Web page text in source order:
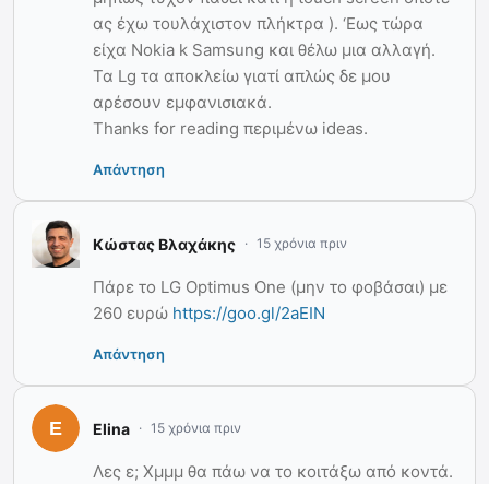
ας έχω τουλάχιστον πλήκτρα ). ‘Εως τώρα
είχα Νokia k Samsung και θέλω μια αλλαγή.
Τα Lg τα αποκλείω γιατί απλώς δε μου
αρέσουν εμφανισιακά.
Thanks for reading περιμένω ideas.
Απάντηση
Κώστας Βλαχάκης 15 χρόνια πριν
Πάρε το LG Optimus One (μην το φοβάσαι) με
260 ευρώ https://goo.gl/2aEIN
Απάντηση
Elina 15 χρόνια πριν
Λες ε; Χμμμ θα πάω να το κοιτάξω από κοντά.